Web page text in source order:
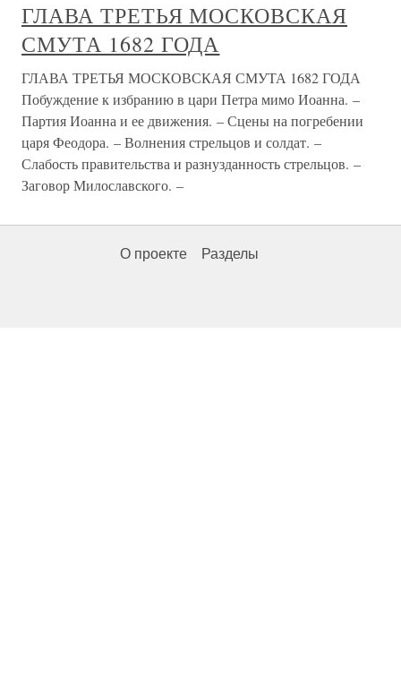
ГЛАВА ТРЕТЬЯ МОСКОВСКАЯ
СМУТА 1682 ГОДА
ГЛАВА ТРЕТЬЯ МОСКОВСКАЯ СМУТА 1682 ГОДА
Побуждение к избранию в цари Петра мимо Иоанна. –
Партия Иоанна и ее движения. – Сцены на погребении
царя Феодора. – Волнения стрельцов и солдат. –
Слабость правительства и разнузданность стрельцов. –
Заговор Милославского. –
О проекте Разделы